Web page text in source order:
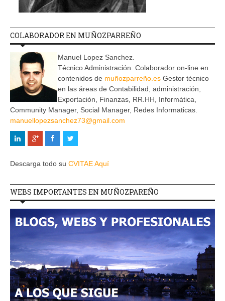
COLABORADOR EN MUÑOZPARREÑO
Manuel Lopez Sanchez.
Técnico Administración. Colaborador on-line en
contenidos de muñozparreño.es Gestor técnico
en las áreas de Contabilidad, administración,
Exportación, Finanzas, RR.HH, Informática,
Community Manager, Social Manager, Redes Informaticas.
manuellopezsanchez73@gmail.com
Descarga todo su CVITAE Aquí
WEBS IMPORTANTES EN MUÑOZPAREÑO